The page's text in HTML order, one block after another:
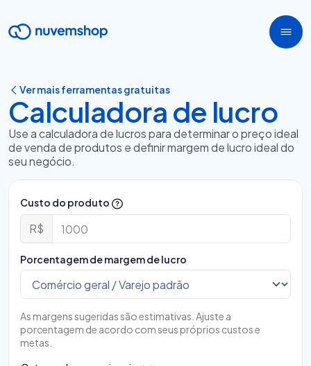
Ver mais ferramentas gratuitas
Calculadora de lucro
Use a calculadora de lucros para determinar o preço ideal
de venda de produtos e definir margem de lucro ideal do
seu negócio.
Custo do produto
R$
Porcentagem de margem de lucro
As margens sugeridas são estimativas. Ajuste a
porcentagem de acordo com seus próprios custos e
metas.